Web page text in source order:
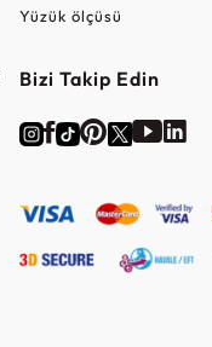
Yüzük ölçüsü
Bizi Takip Edin